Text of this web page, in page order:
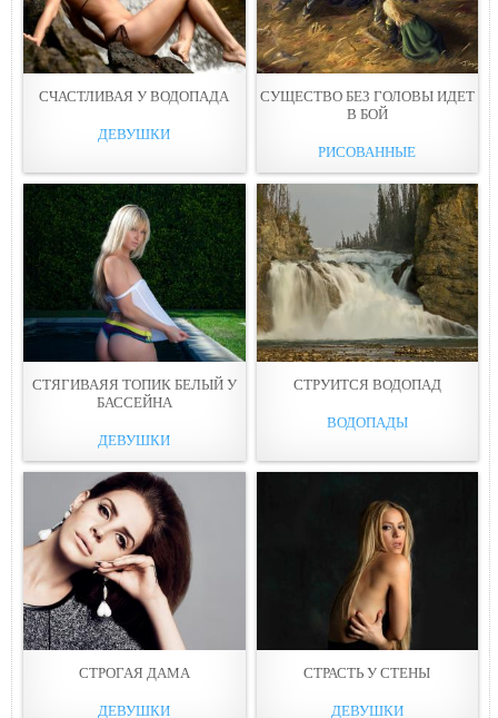
СЧАСТЛИВАЯ У ВОДОПАДА
ДЕВУШКИ
СУЩЕСТВО БЕЗ ГОЛОВЫ ИДЕТ
В БОЙ
РИСОВАННЫЕ
СТЯГИВАЯЯ ТОПИК БЕЛЫЙ У
БАССЕЙНА
ДЕВУШКИ
СТРУИТСЯ ВОДОПАД
ВОДОПАДЫ
СТРОГАЯ ДАМА
ДЕВУШКИ
СТРАСТЬ У СТЕНЫ
ДЕВУШКИ